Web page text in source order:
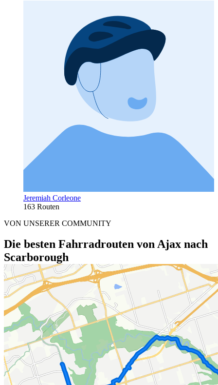
Jeremiah Corleone
163 Routen
VON UNSERER COMMUNITY
Die besten Fahrradrouten von Ajax nach
Scarborough